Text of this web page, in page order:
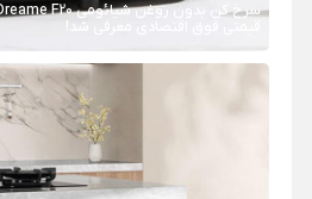
قیمتی فوق اقتصادی معرفی شد!